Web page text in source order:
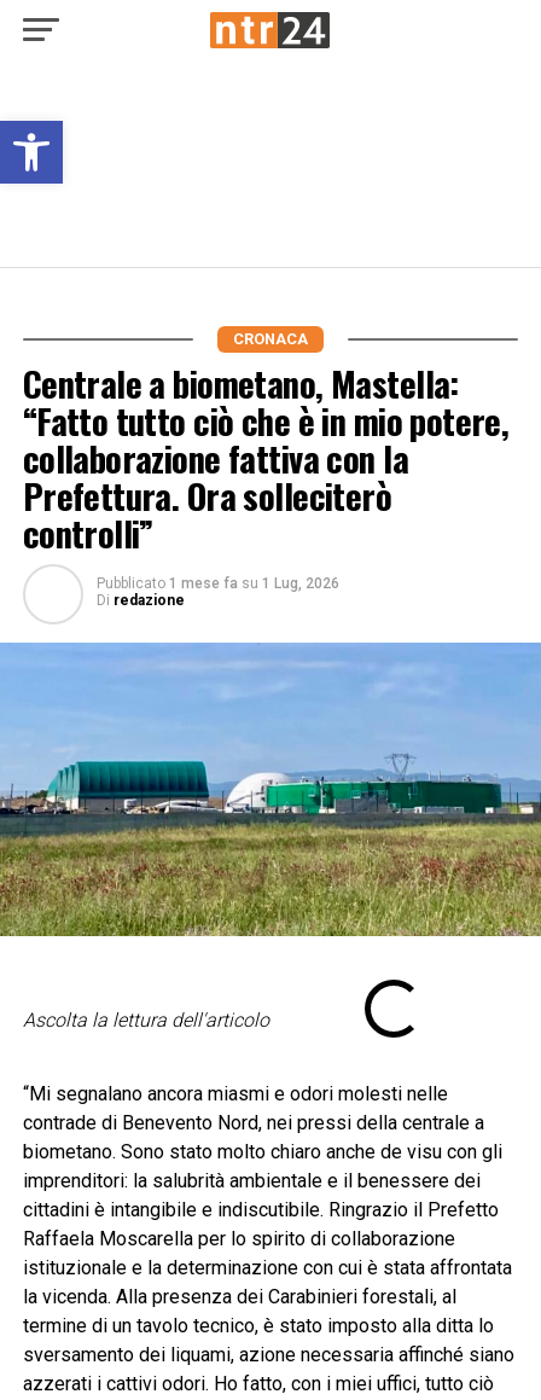
Open toolbar
CRONACA
Centrale a biometano, Mastella:
“Fatto tutto ciò che è in mio potere,
collaborazione fattiva con la
Prefettura. Ora solleciterò
controlli”
Pubblicato 1 mese fa su 1 Lug, 2026
Di redazione
Ascolta la lettura dell'articolo
“Mi segnalano ancora miasmi e odori molesti nelle
contrade di Benevento Nord, nei pressi della centrale a
biometano. Sono stato molto chiaro anche de visu con gli
imprenditori: la salubrità ambientale e il benessere dei
cittadini è intangibile e indiscutibile. Ringrazio il Prefetto
Raffaela Moscarella per lo spirito di collaborazione
istituzionale e la determinazione con cui è stata affrontata
la vicenda. Alla presenza dei Carabinieri forestali, al
termine di un tavolo tecnico, è stato imposto alla ditta lo
sversamento dei liquami, azione necessaria affinché siano
azzerati i cattivi odori. Ho fatto, con i miei uffici, tutto ciò